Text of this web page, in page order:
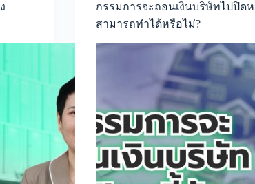
กรรมการจะถอนเงินบริษัทไปปิด
สามารถทำได้หรือไม่?